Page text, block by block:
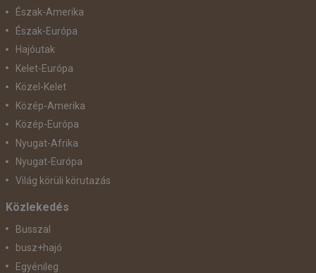
Észak-Amerika
Észak-Európa
Hajóutak
Kelet-Európa
Közel-Kelet
Közép-Amerika
Közép-Európa
Nyugat-Afrika
Nyugat-Európa
Világ körüli körutazás
Közlekedés
Busszal
busz+hajó
Egyénileg